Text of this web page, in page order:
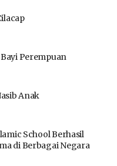
Perempuan
Anak
School Berhasil
di Berbagai Negara